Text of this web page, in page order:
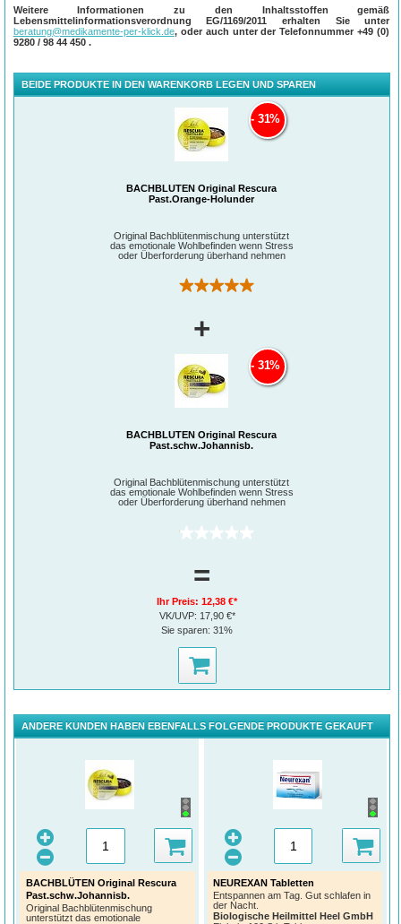
Anwendung:
Bei Bedarf eine Pastille.
Inhalt:
Pastillen enthalten die Original Bach®-Blütenmischung
bestehend aus den 5 Bachblüten Rock Rose (Gelbes Sonnenröschen), Clematis
(Weiße Waldrebe), Impatiens (Drüsentragendes Springkraut), Cherry Plum
(Kirschpflaume) und Star of Bethlehem (Doldiger Milchstern).
Weitere Informationen zu den Inhaltsstoffen gemäß
Lebensmittelinformationsverordnung EG/1169/2011 erhalten Sie unter
beratung@medikamente-per-klick.de, oder auch unter der Telefonnummer+49 (0)
9280 / 98 44 450 .
BEIDE PRODUKTE IN DEN WARENKORB LEGEN UND SPAREN
BACHBLÜTEN Original Rescura
Past.Orange-Holunder
Original Bachblütenmischung unterstützt
das emotionale Wohlbefinden wenn Stress
oder Überforderung überhand nehmen
(1)
31%
+
BACHBLÜTEN Original Rescura
Past.schw.Johannisb.
Original Bachblütenmischung unterstützt
das emotionale Wohlbefinden wenn Stress
oder Überforderung überhand nehmen
(0)
31%
=
Ihr Preis:12,38 €*
VK/UVP: 17,90 €*
Sie sparen:31%
ANDERE KUNDEN HABEN EBENFALLS FOLGENDE PRODUKTE GEKAUFT
BACHBLÜTEN Original Rescura
Past.schw.Johannisb.
Original Bachblütenmischung
unterstützt das emotionale
NEUREXAN Tabletten
Entspannen am Tag. Gut schlafen in
der Nacht.
Biologische Heilmittel Heel GmbH